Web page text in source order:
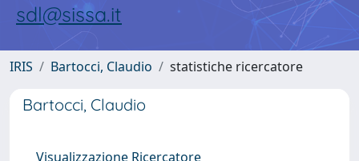
sdl@sissa.it
IRIS Bartocci, Claudio statistiche ricercatore
Bartocci, Claudio
Visualizzazione Ricercatore